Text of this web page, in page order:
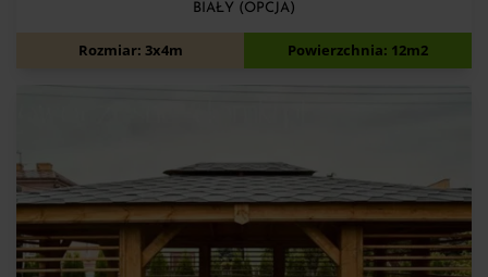
BIAŁY (OPCJA)
6 500zł
Rozmiar: 3x4m Powierzchnia: 12m2